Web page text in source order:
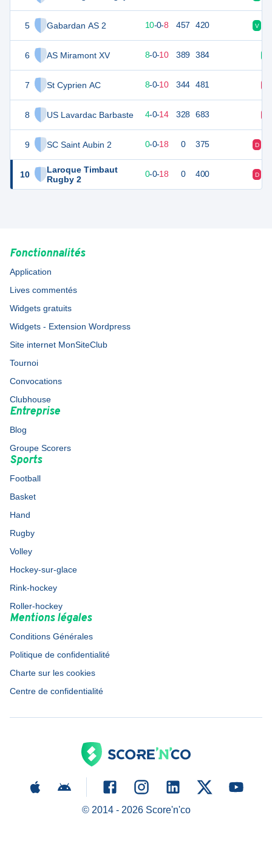
5 Gabardan AS 2
6 AS Miramont XV
7 St Cyprien AC
8 US Lavardac Barbaste
9 SC Saint Aubin 2
10
Laroque Timbaut
Rugby 2
10-0-8 457 420 V
41 8-0-10 389 384
8-0-10 344 481
18 18 4-0-14 328 683
-36 0-0-18 0 375 D
-36 0-0-18 0 400 D
Fonctionnalités
Application
Lives commentés
Widgets gratuits
Widgets - Extension Wordpress
Site internet MonSiteClub
Tournoi
Convocations
Clubhouse
Entreprise
Blog
Groupe Scorers
Sports
Football
Basket
Hand
Rugby
Volley
Hockey-sur-glace
Rink-hockey
Roller-hockey
Mentions légales
Conditions Générales
Politique de confidentialité
Charte sur les cookies
Centre de confidentialité
© 2014 - 2026Score'n'co